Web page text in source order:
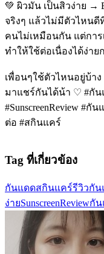
💚 ผิวมัน เป็นสิวง่าย →
จริงๆ แล้วไม่มีตัวไหน
คนไม่เหมือนกัน แต่การ
ทำให้ใช้ต่อเนื่องได้ง่าย
เพื่อนๆใช้ตัวไหนอยู่บ้า
มาแชร์กันได้น้า ♡ #กัน
#SunscreenReview #
ต่อ #สกินแคร์
Tag ที่เกี่ยวข้อง
กันแดดสกินแคร์รีวิวกัน
ง่ายSunscreenReviewกัน